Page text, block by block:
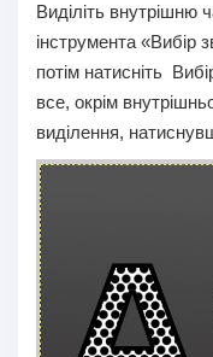
Виділіть внутрішню
інструмента «Вибір
потім натисніть
все, окрім
виділення,